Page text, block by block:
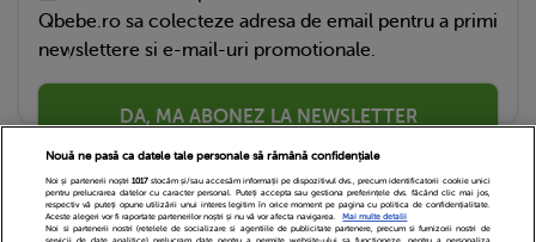
Qbebe.ro sa colecteze adresa de email pentru a primi
newslettere si e-mail-uri promotionale.
DA, MA ABONEZ LA NEWSLETTER
Nouă ne pasă ca datele tale personale să rămână confidențiale
Noi și partenerii noștri 1017stocăm și/sau accesăm informații pe dispozitivul dvs., precum identificatorii cookie unici
pentru prelucrarea datelor cu caracter personal. Puteți accepta sau gestiona preferințele dvs. făcând clic mai jos,
respectiv vă puteți opune utilizării unui interes legitim în orice moment pe pagina cu politica de confidențialitate.
Aceste alegeri vor fi raportate partenerilor noștri și nu vă vor afecta navigarea.
Mai multe detalii
Noi si partenerii nostri (retelele de socializare si agentiile de publicitate partenere, precum si furnizorii nostri de